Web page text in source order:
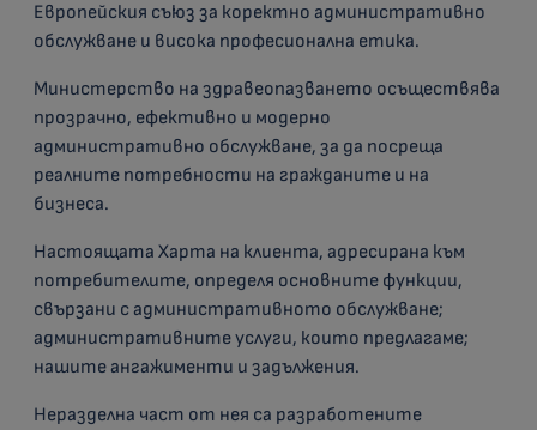
Европейския съюз за коректно административно
обслужване и висока професионална етика.
Министерство на здравеопазването осъществява
прозрачно, ефективно и модерно
административно обслужване, за да посреща
реалните потребности на гражданите и на
бизнеса.
Настоящата Харта на клиента, адресирана към
потребителите, определя основните функции,
свързани с административното обслужване;
административните услуги, които предлагаме;
нашите ангажименти и задължения.
Неразделна част от нея са разработените